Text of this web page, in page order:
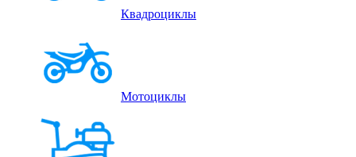
Квадроциклы
Мотоциклы